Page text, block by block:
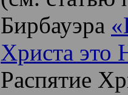
Бирбауэра
Христа это
Распятие